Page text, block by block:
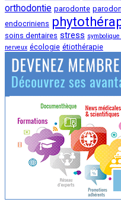
orthodontie parodonte
endocriniens
soins dentaires stress
nerveux écologie étiothérapie